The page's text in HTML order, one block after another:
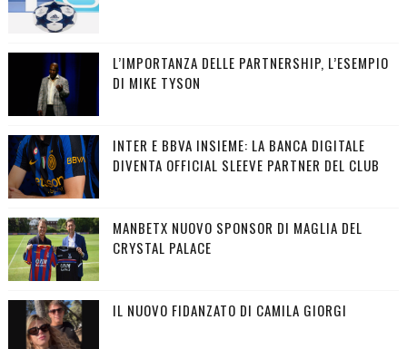
L’IMPORTANZA DELLE PARTNERSHIP, L’ESEMPIO
DI MIKE TYSON
INTER E BBVA INSIEME: LA BANCA DIGITALE
DIVENTA OFFICIAL SLEEVE PARTNER DEL CLUB
MANBETX NUOVO SPONSOR DI MAGLIA DEL
CRYSTAL PALACE
IL NUOVO FIDANZATO DI CAMILA GIORGI